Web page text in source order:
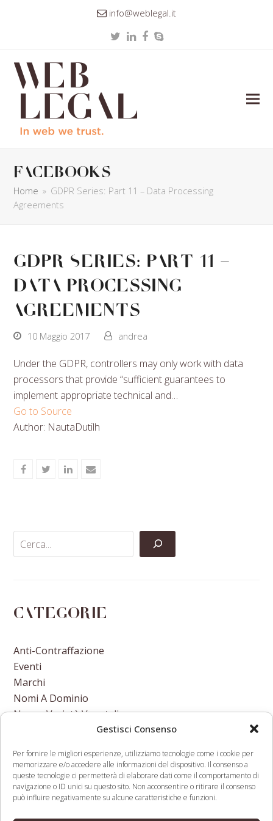
Gestisci Consenso
Per fornire le migliori esperienze, utilizziamo tecnologie come i cookie per
memorizzare e/o accedere alle informazioni del dispositivo. Il consenso a
queste tecnologie ci permetterà di elaborare dati come il comportamento di
navigazione o ID unici su questo sito. Non acconsentire o ritirare il consenso
può influire negativamente su alcune caratteristiche e funzioni.
info@weblegal.it
TwitterLinkedIn
Facebook
Skype
facebooks
Home » GDPR Series: Part 11 – Data Processing
Agreements
GDPR Series: Part 11 –
Data Processing
Agreements
10 Maggio 2017 andrea
Under the GDPR, controllers may only work with data
processors that provide “sufficient guarantees to
implement appropriate technical and…
Go to Source
Author: NautaDutilh
ShareShareShareShare
Categorie
Anti-Contraffazione
Eventi
Marchi
Nomi A Dominio
Nuove Varietà Vegetali
Half Of NBA Teams Jump
Into The NBA's New
Shortage Of